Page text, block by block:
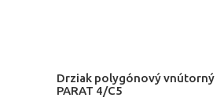
Drziak polygónový vnútorný
PARAT 4/C5